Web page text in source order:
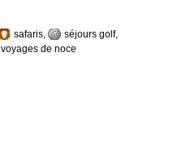
safaris, séjours golf,
voyages de noce